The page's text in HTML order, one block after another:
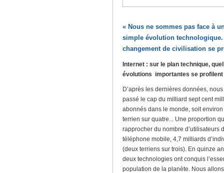
« Nous ne sommes pas face à
simple évolution technologique.
changement de civilisation se
Internet : sur le plan technique,
évolutions importantes se profilent
D’après les dernières données,
passé le cap du milliard sept cent
abonnés dans le monde, soit environ
terrien sur quatre... Une proportion
rapprocher du nombre d’utilisateurs
téléphone mobile, 4,7 milliards
(deux terriens sur trois). En quinze
deux technologies ont conquis
population de la planète. Nous